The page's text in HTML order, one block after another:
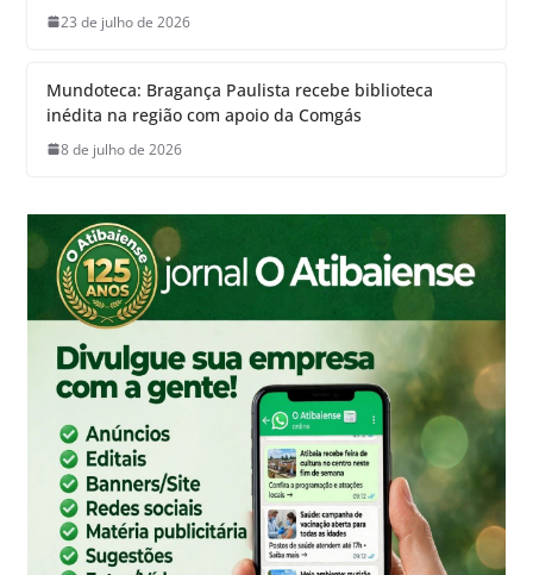
23 de julho de 2026
Mundoteca: Bragança Paulista recebe biblioteca
inédita na região com apoio da Comgás
8 de julho de 2026